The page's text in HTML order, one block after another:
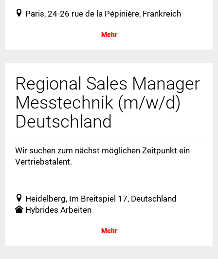
Paris, 24-26 rue de la Pépinière, Frankreich
Mehr
Regional Sales Manager
Messtechnik (m/w/d)
Deutschland
Wir suchen zum nächst möglichen Zeitpunkt ein
Vertriebstalent.
Heidelberg, Im Breitspiel 17, Deutschland
Hybrides Arbeiten
Mehr